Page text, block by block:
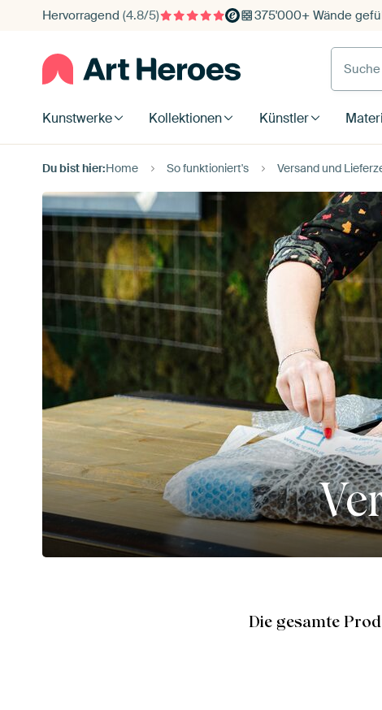
Hervorragend (4.8/5) 375'000+ Wände
Suche
Kunstwerke Kollektionen Künstler
Du bist hier:Home So funktioniert's Versand und
Die gesamte